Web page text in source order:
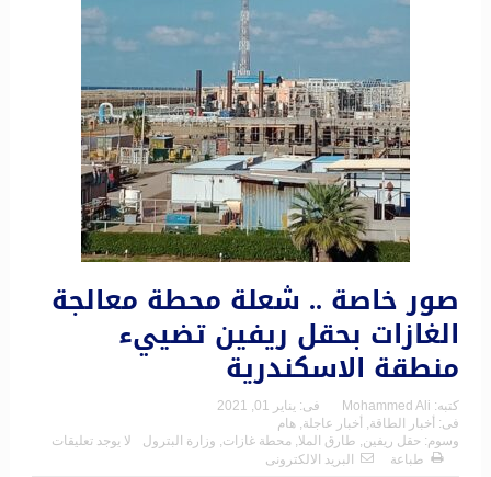
صور خاصة .. شعلة محطة معالجة
الغازات بحقل ريفين تضييء
منطقة الاسكندرية
كتبه: Mohammed Ali فى: يناير 01, 2021
فى: أخبار الطاقة أخبار عاجلة هام
وسوم: حقل ريفين طارق الملا محطة غازات وزارة البترول
لا يوجد تعليقات
طباعة
البريد الالكترونى